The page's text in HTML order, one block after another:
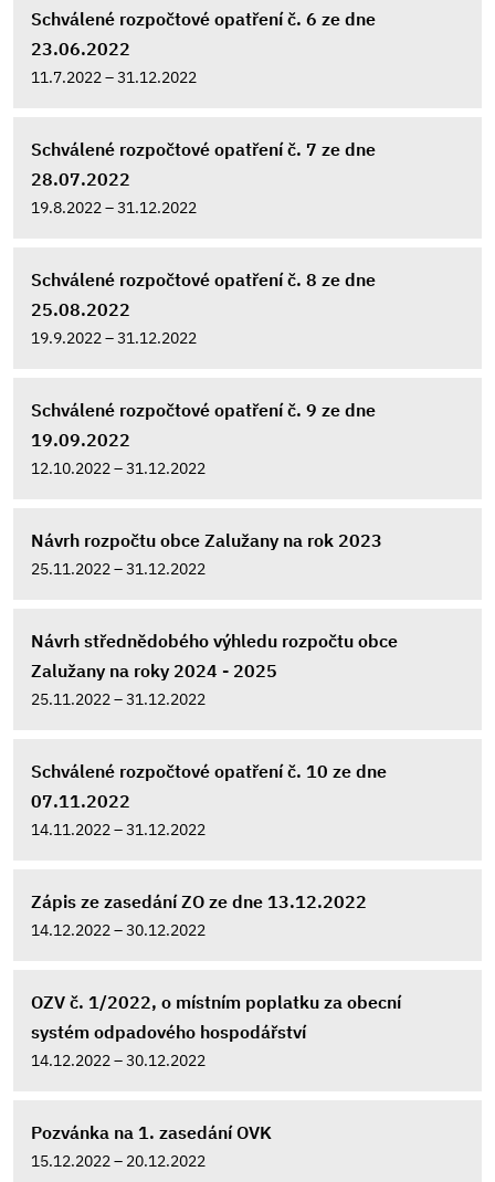
Schválené rozpočtové opatření č. 6 ze dne
23.06.2022
11.7.2022 – 31.12.2022
Schválené rozpočtové opatření č. 7 ze dne
28.07.2022
19.8.2022 – 31.12.2022
Schválené rozpočtové opatření č. 8 ze dne
25.08.2022
19.9.2022 – 31.12.2022
Schválené rozpočtové opatření č. 9 ze dne
19.09.2022
12.10.2022 – 31.12.2022
Návrh rozpočtu obce Zalužany na rok 2023
25.11.2022 – 31.12.2022
Návrh střednědobého výhledu rozpočtu obce
Zalužany na roky 2024 - 2025
25.11.2022 – 31.12.2022
Schválené rozpočtové opatření č. 10 ze dne
07.11.2022
14.11.2022 – 31.12.2022
Zápis ze zasedání ZO ze dne 13.12.2022
14.12.2022 – 30.12.2022
OZV č. 1/2022, o místním poplatku za obecní
systém odpadového hospodářství
14.12.2022 – 30.12.2022
Pozvánka na 1. zasedání OVK
15.12.2022 – 20.12.2022